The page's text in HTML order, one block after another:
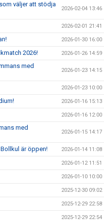
väljer att stödja
2026-02-04 13:46
2026-02-01 21:41
2026-01-30 16:00
2026! 2026-01-26 14:59
med
2026-01-23 14:15
2026-01-23 10:00
2026-01-16 15:13
2026-01-16 12:00
med
2026-01-15 14:17
är öppen! 2026-01-14 11:08
2026-01-12 11:51
2026-01-10 10:00
2025-12-30 09:02
2025-12-29 22:58
2025-12-29 22:54